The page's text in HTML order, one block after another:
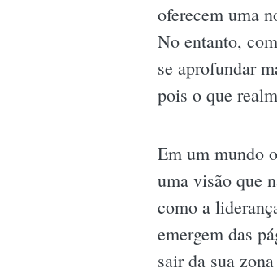
oferecem uma
No entanto,
se aprofundar
pois o que
Em um mundo
uma visão que
como a
emergem das
sair da sua